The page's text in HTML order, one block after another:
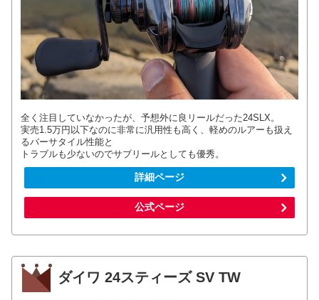
全く注目していなかったが、予想外に良リールだった24SLX。
実売1.5万円以下なのに非常に汎用性も高く、軽めのルアーも扱え
るバーサタイル性能と
トラブルも少ないのでサブリールとしても優秀。
詳細ページ
公式ページ
ダイワ 24スティーズ SV TW